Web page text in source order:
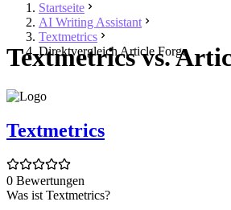
Startseite
AI Writing Assistant
Textmetrics
Direktvergleich Article Forge
Textmetrics vs.
Textmetrics
0 Bewertungen
Was ist Textmetrics?